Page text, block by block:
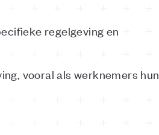
regelgeving en
vooral als werknemers hun